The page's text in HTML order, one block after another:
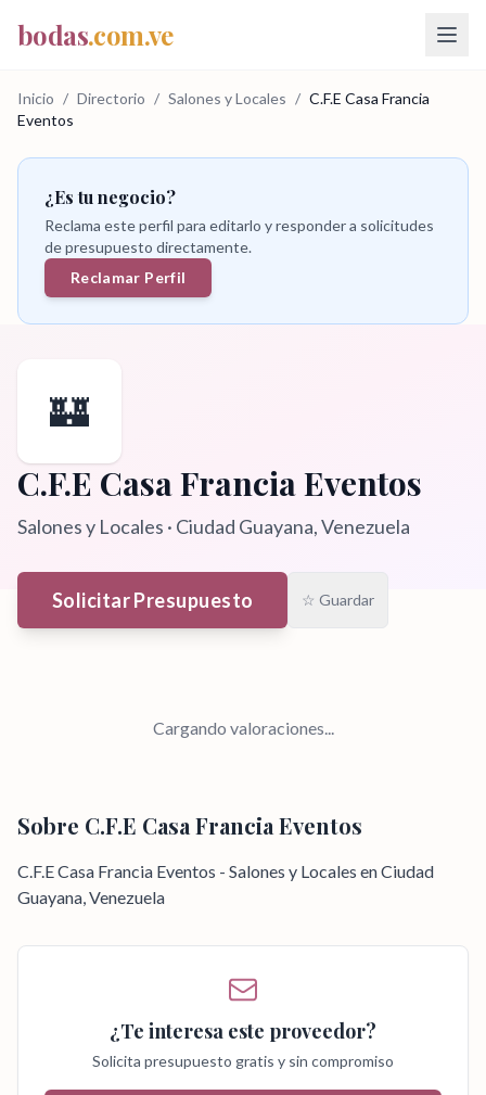
bodas.com.ve
Inicio / Directorio / Salones y Locales / C.F.E Casa Francia
Eventos
¿Es tu negocio?
Reclama este perfil para editarlo y responder a solicitudes
de presupuesto directamente.
Reclamar Perfil
🏰
C.F.E Casa Francia Eventos
Salones y Locales · Ciudad Guayana, Venezuela
Solicitar Presupuesto ☆ Guardar
Cargando valoraciones...
Sobre C.F.E Casa Francia Eventos
C.F.E Casa Francia Eventos - Salones y Locales en Ciudad
Guayana, Venezuela
¿Te interesa este proveedor?
Solicita presupuesto gratis y sin compromiso